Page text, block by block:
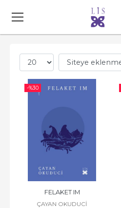
-%30
FELAKET IM
ÇAYAN OKUDUCİ